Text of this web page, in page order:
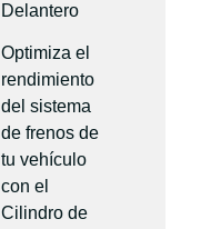
Delantero
Optimiza el
rendimiento
del sistema
de frenos de
tu vehículo
con el
Cilindro de